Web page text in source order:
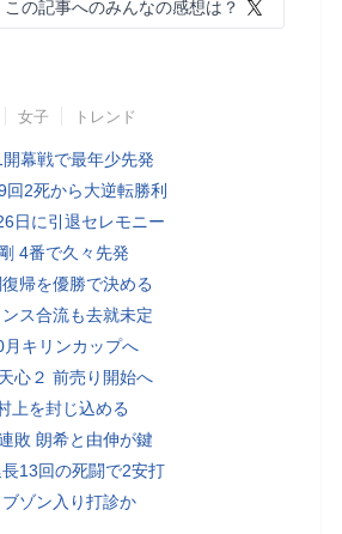
この記事へのみんなの感想は？
女子 トレンド
幕戦で最年少先発
回2死から大逆転勝利
日に引退セレモニー
4番で久々先発
帰を優勝で決める
ス合流も去就未定
月キリンカップへ
心２ 前売り開始へ
上を封じ込める
敗 朗希と由伸が鍵
13回の死闘で2安打
ゾン入り打診か